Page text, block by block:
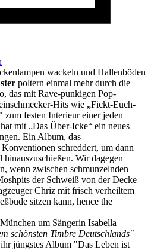
wackeln und Hallenböden
poltern einmal mehr durch die
das mit Rave-punkigen Pop-
Hits wie „Fickt-Euch-
festen Interieur einer jeden
mit „Das Über-Icke“ ein neues
Ein Album, das
schreddert, um dann
Wir dagegen
wenn zwischen schmunzelnden
der Schweiß von der Decke
Chriz mit frisch verheiltem
sitzen kann, hence the
um Sängerin Isabella
schönsten Timbre Deutschlands"
jüngstes Album "Das Leben ist